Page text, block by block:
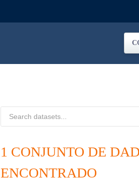
1 CONJUNTO DE
ENCONTRADO